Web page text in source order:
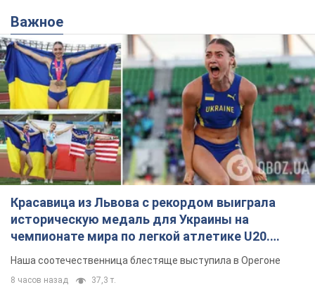
Важное
Красавица из Львова с рекордом выиграла
историческую медаль для Украины на
чемпионате мира по легкой атлетике U20.
Видео
Наша соотечественница блестяще выступила в Орегоне
8 часов назад 37,3 т.